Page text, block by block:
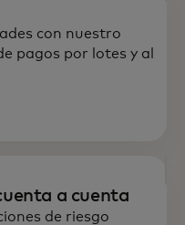
con nuestro
pagos por lotes y al
a cuenta
de riesgo